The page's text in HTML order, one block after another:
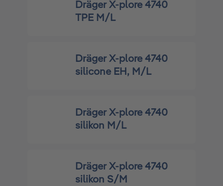
Dräger X-plore 4740
TPE M/L
Dräger X-plore 4740
silicone EH, M/L
Dräger X-plore 4740
silikon M/L
Dräger X-plore 4740
silikon S/M